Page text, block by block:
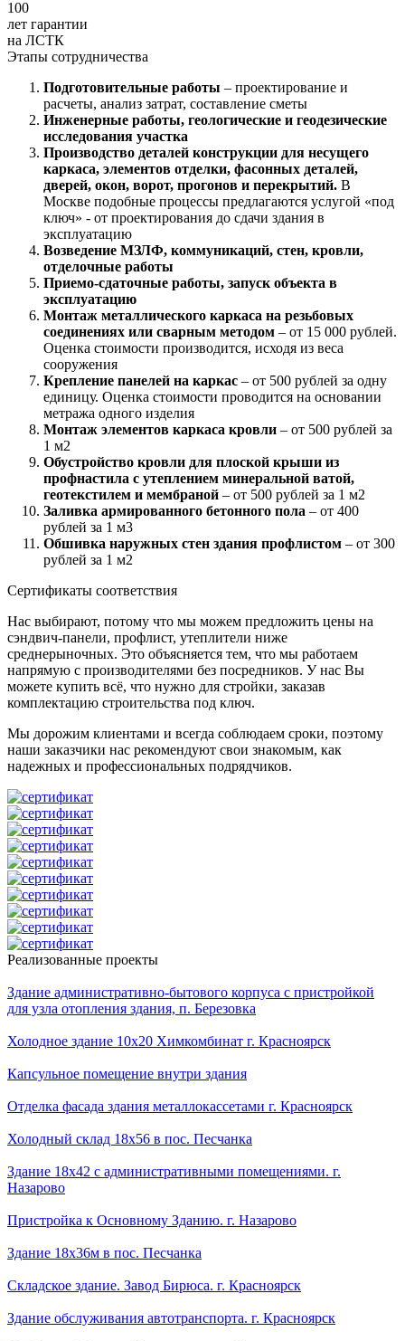
100
лет гарантии
на ЛСТК
Этапы сотрудничества
Подготовительные работы – проектирование и
расчеты, анализ затрат, составление сметы
Инженерные работы, геологические и геодезические
исследования участка
Производство деталей конструкции для несущего
каркаса, элементов отделки, фасонных деталей,
дверей, окон, ворот, прогонов и перекрытий. В
Москве подобные процессы предлагаются услугой «под
ключ» - от проектирования до сдачи здания в
эксплуатацию
Возведение МЗЛФ, коммуникаций, стен, кровли,
отделочные работы
Приемо-сдаточные работы, запуск объекта в
эксплуатацию
Монтаж металлического каркаса на резьбовых
соединениях или сварным методом – от 15 000 рублей.
Оценка стоимости производится, исходя из веса
сооружения
Крепление панелей на каркас – от 500 рублей за одну
единицу. Оценка стоимости проводится на основании
метража одного изделия
Монтаж элементов каркаса кровли – от 500 рублей за
1 м2
Обустройство кровли для плоской крыши из
профнастила с утеплением минеральной ватой,
геотекстилем и мембраной – от 500 рублей за 1 м2
Заливка армированного бетонного пола – от 400
рублей за 1 м3
Обшивка наружных стен здания профлистом – от 300
рублей за 1 м2
Сертификаты соответствия
Нас выбирают, потому что мы можем предложить цены на
сэндвич-панели, профлист, утеплители ниже
среднерыночных. Это объясняется тем, что мы работаем
напрямую с производителями без посредников. У нас Вы
можете купить всё, что нужно для стройки, заказав
комплектацию строительства под ключ.
Мы дорожим клиентами и всегда соблюдаем сроки, поэтому
наши заказчики нас рекомендуют свои знакомым, как
надежных и профессиональных подрядчиков.
Реализованные проекты
Здание административно-бытового корпуса с пристройкой
для узла отопления здания, п. Березовка
Холодное здание 10х20 Химкомбинат г. Красноярск
Капсульное помещение внутри здания
Отделка фасада здания металлокассетами г. Красноярск
Холодный склад 18х56 в пос. Песчанка
Здание 18х42 с административными помещениями. г.
Назарово
Пристройка к Основному Зданию. г. Назарово
Здание 18х36м в пос. Песчанка
Складское здание. Завод Бирюса. г. Красноярск
Здание обслуживания автотранспорта. г. Красноярск